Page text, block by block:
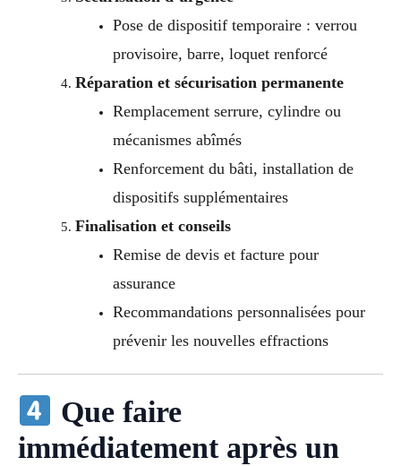
Pose de dispositif temporaire : verrou
provisoire, barre, loquet renforcé
Réparation et sécurisation permanente
Remplacement serrure, cylindre ou
mécanismes abîmés
Renforcement du bâti, installation de
dispositifs supplémentaires
Finalisation et conseils
Remise de devis et facture pour
assurance
Recommandations personnalisées pour
prévenir les nouvelles effractions
Que faire
immédiatement après un